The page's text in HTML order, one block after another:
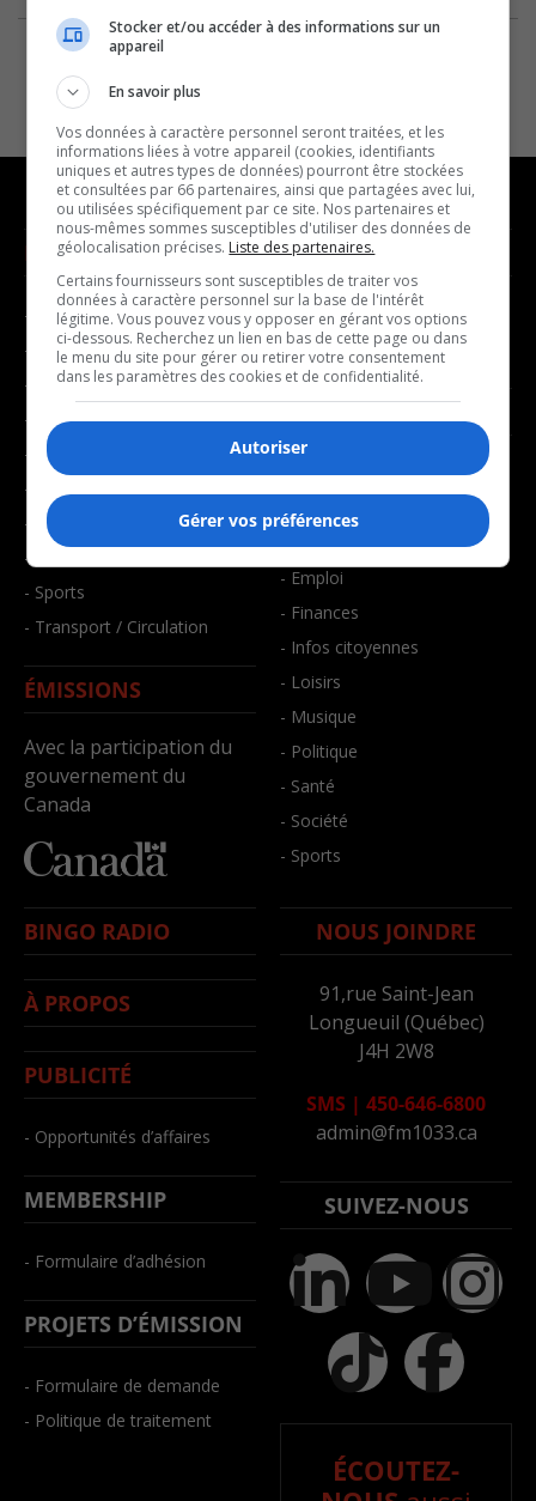
NOUVELLES
- Affaires municipales
- Communauté / Social
- Culture
- Économie
- Éducation
- Environnement
- Faits divers
- Santé et bien-être
- Sports
- Transport / Circulation
ÉMISSIONS
Avec la participation du
gouvernement du
Canada
MUSIQUE
- Décompte franco
- Joué récemment
BALADOS
- Affaires
- Art de vivre
- Bien-être
- Emploi
- Finances
- Infos citoyennes
- Loisirs
- Musique
- Politique
- Santé
- Société
- Sports
BINGO RADIO
À PROPOS
PUBLICITÉ
- Opportunités d’affaires
MEMBERSHIP
- Formulaire d’adhésion
PROJETS D’ÉMISSION
- Formulaire de demande
- Politique de traitement
NOUS JOINDRE
91,rue Saint-Jean
Longueuil (Québec)
J4H 2W8
SMS | 450-646-6800
admin@fm1033.ca
SUIVEZ-NOUS
ÉCOUTEZ-
Stocker et/ou accéder à des informations sur un
appareil
En savoir plus
Vos données à caractère personnel seront traitées, et les
informations liées à votre appareil (cookies, identifiants
uniques et autres types de données) pourront être stockées
et consultées par 66 partenaires, ainsi que partagées avec lui,
ou utilisées spécifiquement par ce site. Nos partenaires et
nous-mêmes sommes susceptibles d'utiliser des données de
géolocalisation précises. Liste des partenaires.
Certains fournisseurs sont susceptibles de traiter vos
données à caractère personnel sur la base de l'intérêt
légitime. Vous pouvez vous y opposer en gérant vos options
ci-dessous. Recherchez un lien en bas de cette page ou dans
le menu du site pour gérer ou retirer votre consentement
dans les paramètres des cookies et de confidentialité.
Autoriser
Gérer vos préférences